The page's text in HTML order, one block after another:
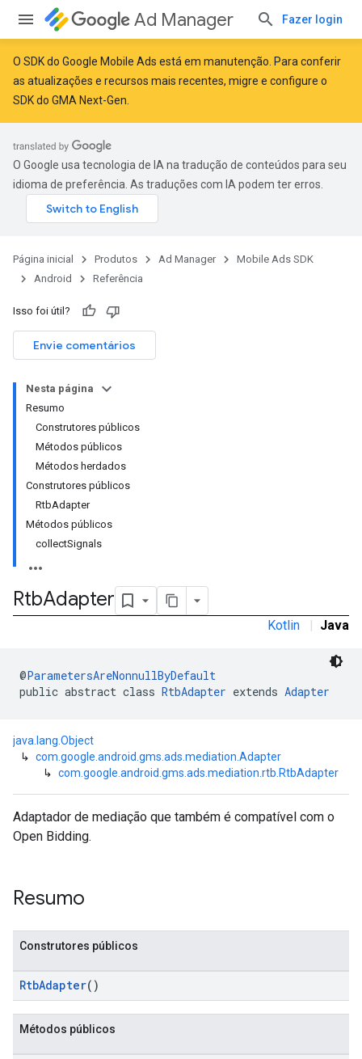
Ad Manager Fazer login
O SDK do Google Mobile Ads está em manutenção. Para conferir
as atualizações e recursos mais recentes, migre e configure o
SDK do GMA Next-Gen
O Google usa tecnologia de IA na tradução de conteúdos para seu
idioma de preferência. As traduções com IA podem ter erros.
Página inicial Produtos Ad Manager
Mobile Ads SDK
Android
Referência
Isso foi útil?
Envie comentários
Nesta página
Resumo
Construtores públicos
Métodos públicos
Métodos herdados
Construtores públicos
RtbAdapter
Métodos públicos
collectSignals
RtbAdapter
Kotlin | Java
@ParametersAreNonnullByDefault
public abstract class RtbAdapter extends Adapter
java.lang.Object
↳ com.google.android.gms.ads.mediation.Adapter
↳ com.google.android.gms.ads.mediation.rtb.RtbAdapter
Adaptador de mediação que também é compatível com o
Open Bidding.
Resumo
Construtores públicos
RtbAdapter()
Métodos públicos